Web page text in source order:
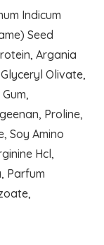
Indicum
Seed
Argania
Olivate,
Proline,
Soy Amino
Hcl,
Parfum